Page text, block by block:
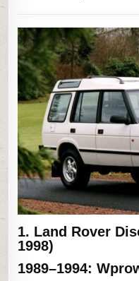
0
1. Land Rover
1998)
1989–1994: